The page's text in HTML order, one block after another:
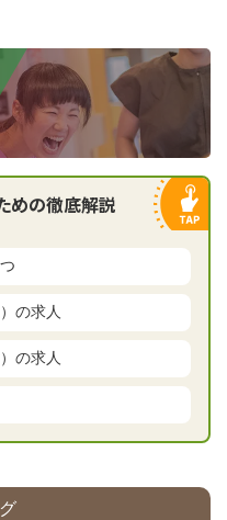
めの徹底解説
の求人
の求人